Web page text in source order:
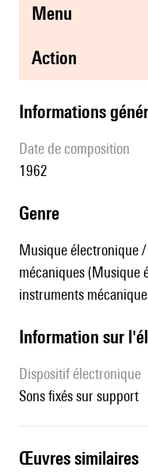
menu
action
informations
date de composition
1962
genre
Musique électronique
mécaniques (Musique
instruments
Information sur
Dispositif électronique
sons fixés sur support
œuvres similaires